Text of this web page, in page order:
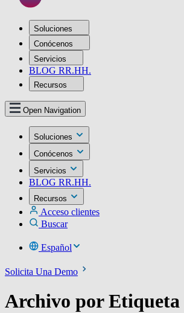
Soluciones
Conócenos
Servicios
BLOG RR.HH.
Recursos
Open Navigation
Soluciones
Conócenos
Servicios
BLOG RR.HH.
Recursos
Acceso clientes
Buscar
Español
Solicita Una Demo
Archivo por Etiqueta